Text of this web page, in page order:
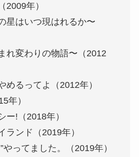
2009年）
星はいつ現はれるか〜
れ変わりの物語〜（2012
めるってよ（2012年）
年）
ー!（2018年）
ランド（2019年）
やってました。（2019年）